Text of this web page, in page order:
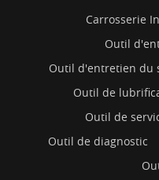
Carrosserie
Outil
Outil d'entretien du
Outil de
Outil de
Outil de diagnostic